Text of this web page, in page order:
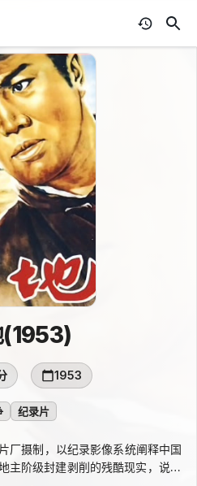
1953
纪录片
厂摄制，以纪录影像系统阐释中国
主阶级封建剥削的残酷现实，说明